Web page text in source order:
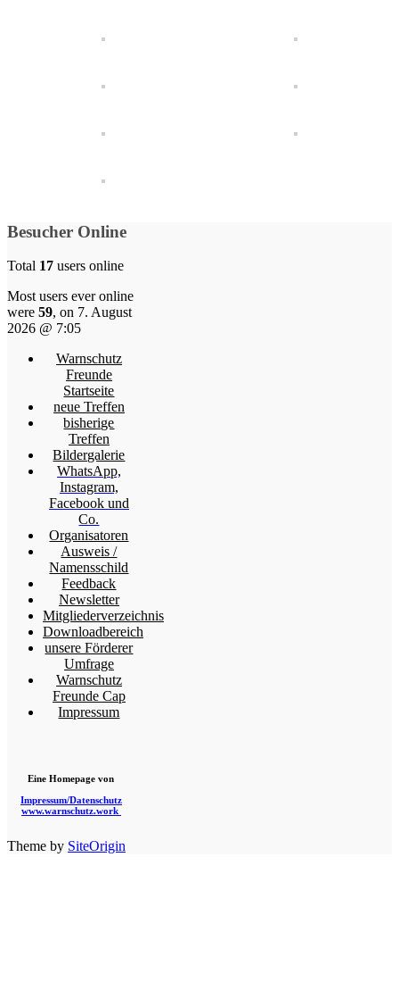
Besucher Online
Total 17 users online
Most users ever online
were 59, on 7. August
2026 @ 7:05
Warnschutz
Freunde
Startseite
neue Treffen
bisherige
Treffen
Bildergalerie
WhatsApp,
Instagram,
Facebook und
Co.
Organisatoren
Ausweis /
Namensschild
Feedback
Newsletter
Mitgliederverzeichnis
Downloadbereich
unsere Förderer
Umfrage
Warnschutz
Freunde Cap
Impressum
Eine Homepage von
Impressum/Datenschutz
www.warnschutz.work
Theme by SiteOrigin